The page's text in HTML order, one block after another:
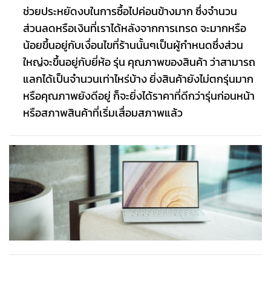
ช่วยประหยัดงบในการซื้อไปค่อนข้างมาก ซึ่งจำนวน
ส่วนลดหรือเงินที่เราได้หลังจากการเทรด จะมากหรือ
น้อยขึ้นอยู่กับเงื่อนไขที่ร้านนั้นๆเป็นผู้กำหนดซึ่งส่วน
ใหญ่จะขึ้นอยู่กับยี่ห้อ รุ่น คุณภาพของสินค้า ว่าสามารถ
แลกได้เป็นจำนวนเท่าไหร่บ้าง ยิ่งสินค้ายังไม่ตกรุ่นมาก
หรือคุณภาพยังดีอยู่ ก็จะยิ่งได้ราคาที่ดีกว่ารุ่นก่อนหน้า
หรือสภาพสินค้าที่เริ่มเสื่อมสภาพแล้ว